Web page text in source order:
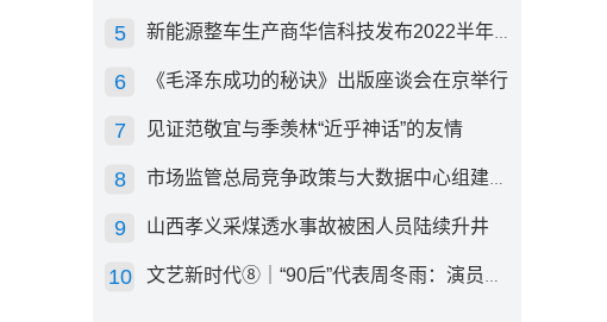
新能源整车生产商华信科技发布2022半年度报告 同比下滑2.92%
《毛泽东成功的秘诀》出版座谈会在京举行
见证范敬宜与季羡林“近乎神话”的友情
市场监管总局竞争政策与大数据中心组建成立
山西孝义采煤透水事故被困人员陆续升井
文艺新时代⑧｜“90后”代表周冬雨：演员心里有底，得靠体验生活